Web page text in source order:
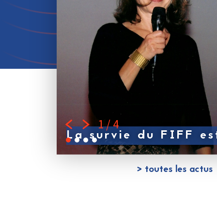
La survie du FIFF
1 / 4
> toutes les actus